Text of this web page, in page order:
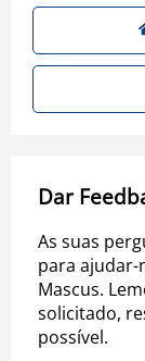
Dar
As suas
para ajudar-
Mascus.
solicitado,
possível.